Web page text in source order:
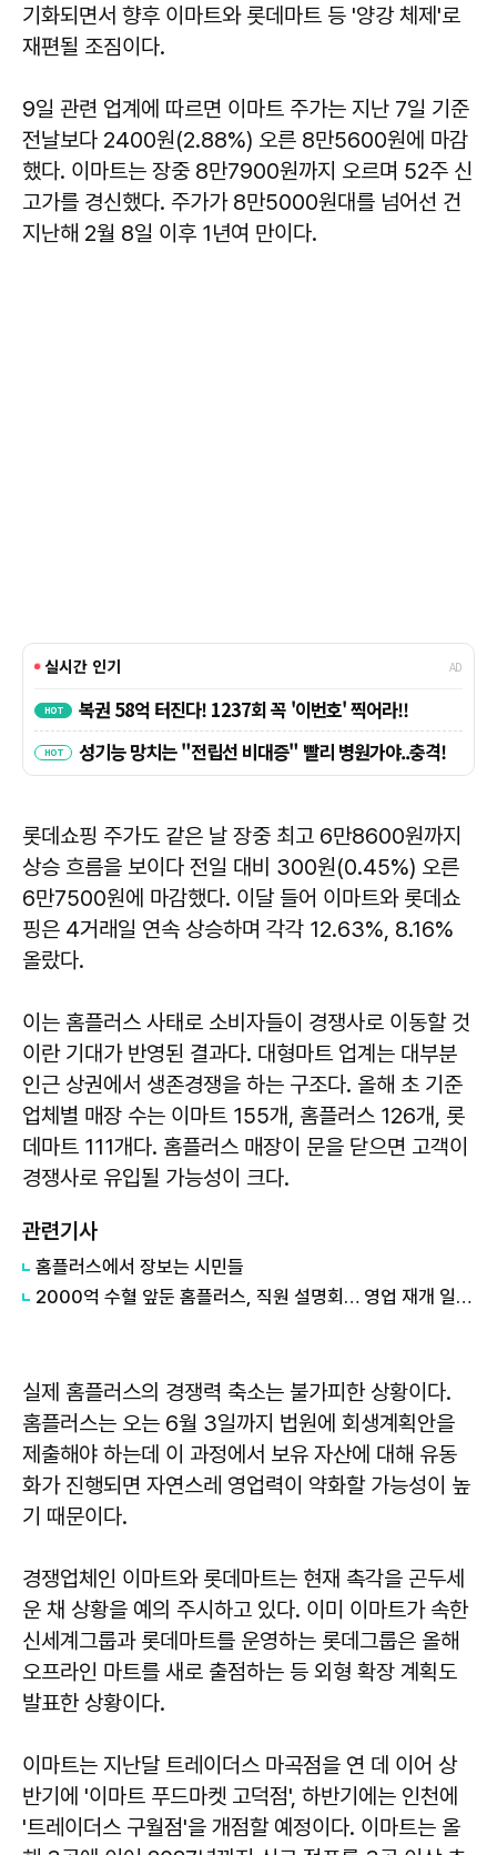
기화되면서 향후 이마트와 롯데마트 등 '양강 체제'로
재편될 조짐이다.
9일 관련 업계에 따르면 이마트 주가는 지난 7일 기준
전날보다 2400원(2.88%) 오른 8만5600원에 마감
했다. 이마트는 장중 8만7900원까지 오르며 52주 신
고가를 경신했다. 주가가 8만5000원대를 넘어선 건
지난해 2월 8일 이후 1년여 만이다.
롯데쇼핑 주가도 같은 날 장중 최고 6만8600원까지
상승 흐름을 보이다 전일 대비 300원(0.45%) 오른
6만7500원에 마감했다. 이달 들어 이마트와 롯데쇼
핑은 4거래일 연속 상승하며 각각 12.63%, 8.16%
올랐다.
이는 홈플러스 사태로 소비자들이 경쟁사로 이동할 것
이란 기대가 반영된 결과다. 대형마트 업계는 대부분
인근 상권에서 생존경쟁을 하는 구조다. 올해 초 기준
업체별 매장 수는 이마트 155개, 홈플러스 126개, 롯
데마트 111개다. 홈플러스 매장이 문을 닫으면 고객이
경쟁사로 유입될 가능성이 크다.
관련기사
홈플러스에서 장보는 시민들
2000억 수혈 앞둔 홈플러스, 직원 설명회… 영업 재개 일정 아직 '안갯속'
실제 홈플러스의 경쟁력 축소는 불가피한 상황이다.
홈플러스는 오는 6월 3일까지 법원에 회생계획안을
제출해야 하는데 이 과정에서 보유 자산에 대해 유동
화가 진행되면 자연스레 영업력이 약화할 가능성이 높
기 때문이다.
경쟁업체인 이마트와 롯데마트는 현재 촉각을 곤두세
운 채 상황을 예의 주시하고 있다. 이미 이마트가 속한
신세계그룹과 롯데마트를 운영하는 롯데그룹은 올해
오프라인 마트를 새로 출점하는 등 외형 확장 계획도
발표한 상황이다.
이마트는 지난달 트레이더스 마곡점을 연 데 이어 상
반기에 '이마트 푸드마켓 고덕점', 하반기에는 인천에
'트레이더스 구월점'을 개점할 예정이다. 이마트는 올